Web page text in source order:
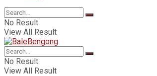
No Result
View All Result
No Result
View All Result